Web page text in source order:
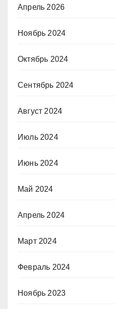
Апрель 2026
Ноябрь 2024
Октябрь 2024
Сентябрь 2024
Август 2024
Июль 2024
Июнь 2024
Май 2024
Апрель 2024
Март 2024
Февраль 2024
Ноябрь 2023